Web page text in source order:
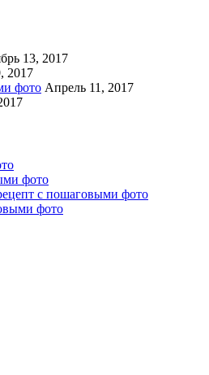
13, 2017
2017
фото Апрель 11, 2017
фото
с пошаговыми фото
фото